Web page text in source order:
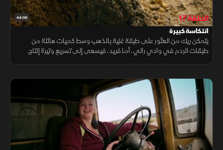
44:08 الحلقة 17
انتكاسة كبيرة
يتمكن ريك من العثور على طبقة غنية بالذهب وسط كميات هائلة من
طبقات الردم في وادي رالي، أما فريد، فيسعى إلى تسريع وتيرة إنتاج